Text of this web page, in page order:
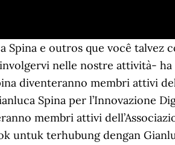
e outros que você talvez
nelle nostre attività-
diventeranno membri attivi
Spina per l’Innovazione
membri attivi
untuk terhubung dengan